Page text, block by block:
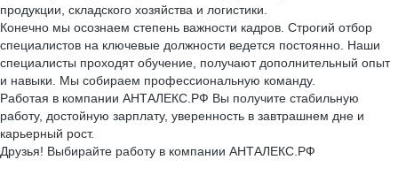
продукции, складского хозяйства и логистики.
Конечно мы осознаем степень важности кадров. Строгий отбор
специалистов на ключевые должности ведется постоянно. Наши
специалисты проходят обучение, получают дополнительный опыт
и навыки. Мы собираем профессиональную команду.
Работая в компании АНТАЛЕКС.РФ Вы получите стабильную
работу, достойную зарплату, уверенность в завтрашнем дне и
карьерный рост.
Друзья! Выбирайте работу в компании АНТАЛЕКС.РФ